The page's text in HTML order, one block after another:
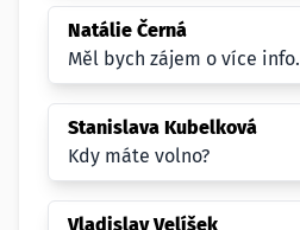
Natálie Černá
Měl bych zájem o více info.
Stanislava Kubelková
Kdy máte volno?
Vladislav Velíšek